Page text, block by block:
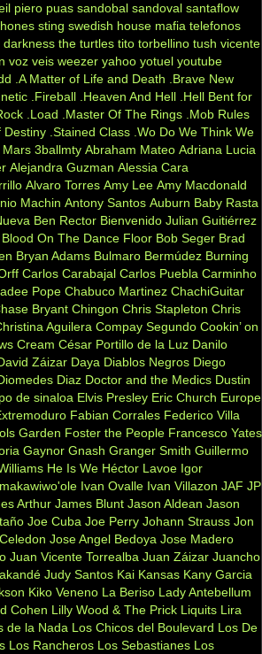
piero puas sandobal sandoval santaflow
sting swedish house mafia telefonos
darkness the turtles tito torbellino tush vicente
voz veis weezer yahoo yotuel youtube
.A Matter of Life and Death .Brave New
.Fireball .Heaven And Hell .Hell Bent for
.Load .Master Of The Rings .Mob Rules
Destiny .Stained Class .Wo Do We Think We
Mars 3ballmty Abraham Mateo Adriana Lucia
Alejandra Guzman Alessia Cara
Alvaro Torres Amy Lee Amy Macdonald
Machin Antony Santos Auburn Baby Rasta
Ben Rector Bienvenido Julian Guitiérrez
Blood On The Dance Floor Bob Seger Brad
Bryan Adams Bulmaro Bermúdez Burning
Carlos Carabajal Carlos Puebla Carminho
Pope Chabuco Martinez ChachiGuitar
Bryant Chingon Chris Stapleton Chris
Aguilera Compay Segundo Cookin’ on
Cream César Portillo de la Luz Danilo
Záizar Daya Diablos Negros Diego
Diaz Doctor and the Medics Dustin
de sinaloa Elvis Presley Eric Church Europe
Fabian Corrales Federico Villa
Garden Foster the People Francesco Yates
Gaynor Gnash Granger Smith Guillermo
He Is We Héctor Lavoe Igor
Ivan Ovalle Ivan Villazon JAF JP
Arthur James Blunt Jason Aldean Jason
Joe Cuba Joe Perry Johann Strauss Jon
Jose Angel Bedoya Jose Madero
Juan Vicente Torrealba Juan Záizar Juancho
Judy Santos Kai Kansas Kany Garcia
Kiko Veneno La Beriso Lady Antebellum
Cohen Lilly Wood & The Prick Liquits Lira
de la Nada Los Chicos del Boulevard Los De
Los Rancheros Los Sebastianes Los